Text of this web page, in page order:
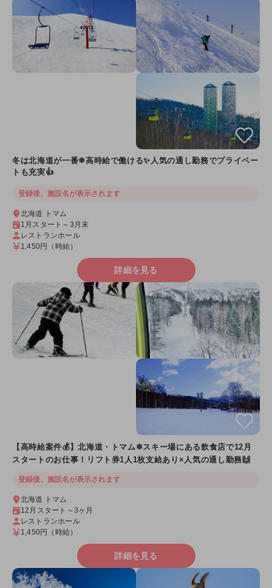
冬は北海道が一番❄高時給で働ける✨人気の通し勤務でプライベー
トも充実👍
登録後、施設名が表示されます
北海道 トマム
1月スタート～3月末
レストランホール
1,450円
（時給）
詳細を見る
【高時給案件💰】北海道・トマム❄スキー場にある飲食店で12月
スタートのお仕事！リフト券1人1枚支給あり×人気の通し勤務🙌
登録後、施設名が表示されます
北海道 トマム
12月スタート～3ヶ月
レストランホール
1,450円
（時給）
詳細を見る